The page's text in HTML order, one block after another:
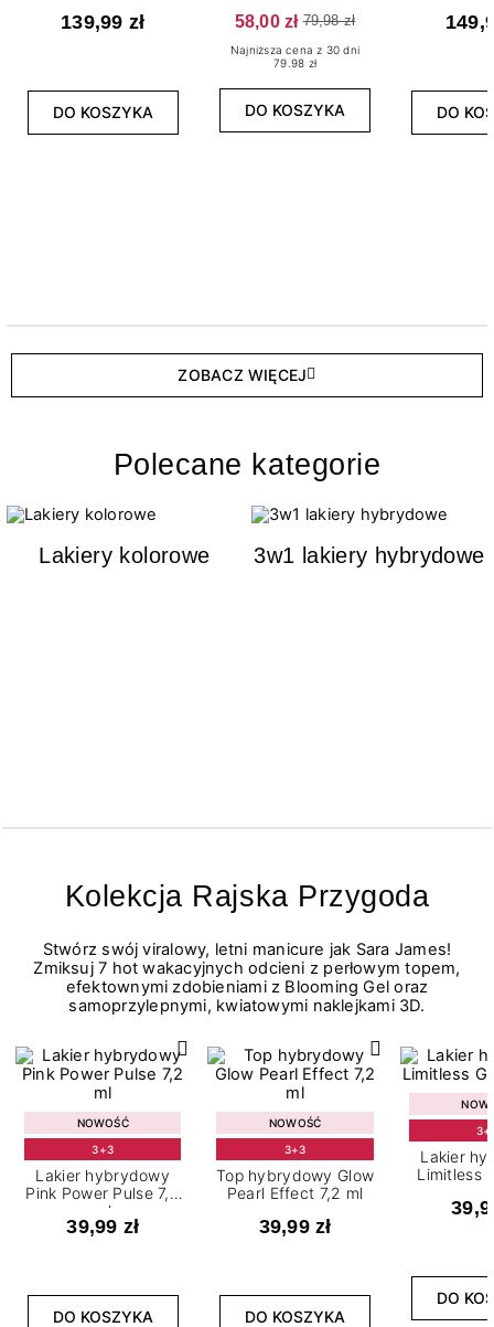
139,99 zł
DO KOSZYKA
58,00 zł 79,98 zł
Najniższa cena z 30 dni
79.98 zł
DO KOSZYKA DO
ZOBACZ WIĘCEJ
Polecane kategorie
Lakiery kolorowe 3w1 lakiery hybrydowe
Kolekcja Rajska Przygoda
Stwórz swój viralowy, letni manicure jak Sara James!
Zmiksuj 7 hot wakacyjnych odcieni z perłowym topem,
efektownymi zdobieniami z Blooming Gel oraz
samoprzylepnymi, kwiatowymi naklejkami 3D.
NOWOŚĆ
3+3
Lakier hybrydowy
Pink Power Pulse 7,2
ml
39,99 zł
DO KOSZYKA
NOWOŚĆ
3+3
Top hybrydowy Glow
Pearl Effect 7,2 ml
39,99 zł
DO KOSZYKA
Lakier
Limitless
DO